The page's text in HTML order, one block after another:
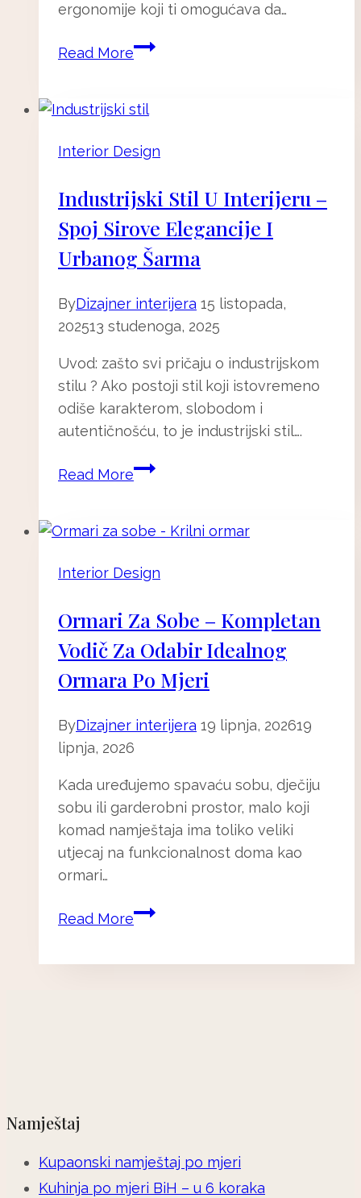
ergonomije koji ti omogućava da…
Read MoreZagreb
Moderni
stana:
minimalizam
i
“soft
luxury”
u
praksi
Interior Design
Industrijski Stil U Interijeru –
Spoj Sirove Elegancije I
Urbanog Šarma
ByDizajner interijera 15 listopada,
202513 studenoga, 2025
Uvod: zašto svi pričaju o industrijskom
stilu ? Ako postoji stil koji istovremeno
odiše karakterom, slobodom i
autentičnošću, to je industrijski stil….
Read MoreIndustrijski
interijeru
spoj
elegancije
i
urbanog
šarma
Interior Design
Ormari Za Sobe – Kompletan
Vodič Za Odabir Idealnog
Ormara Po Mjeri
ByDizajner interijera 19 lipnja, 202619
lipnja, 2026
Kada uređujemo spavaću sobu, dječiju
sobu ili garderobni prostor, malo koji
komad namještaja ima toliko veliki
utjecaj na funkcionalnost doma kao
ormari…
Read MoreOrmari
mjeri
Namještaj
Kupaonski namještaj po mjeri
Kuhinja po mjeri BiH – u 6 koraka